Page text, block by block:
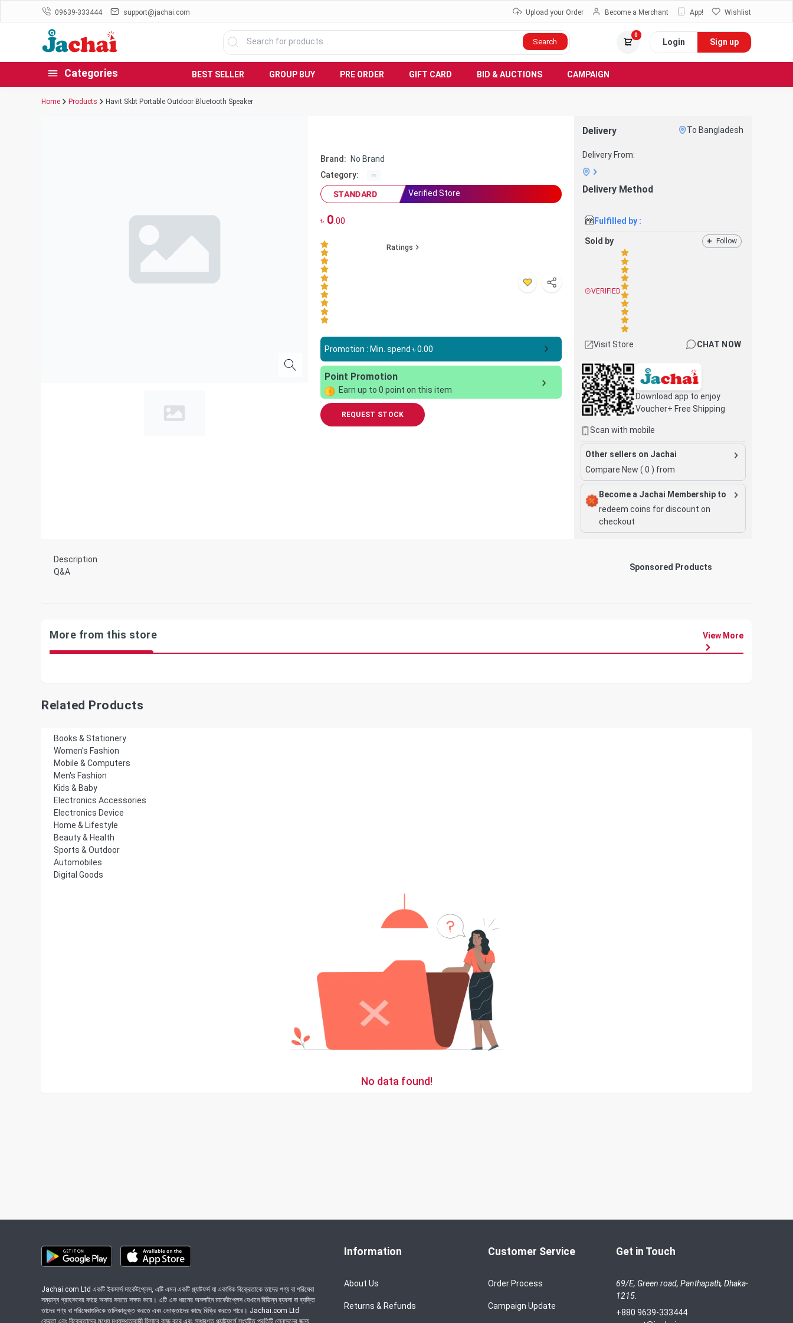
09639-333444 support@jachai.com Upload your Order Become a Merchant App! Wishlist
Search
0
Login Sign up
Categories BEST SELLER GROUP BUY PRE ORDER GIFT CARD BID & AUCTIONS CAMPAIGN
Home Products Havit Skbt Portable Outdoor Bluetooth Speaker
Brand:
No Brand
Category:
STANDARD
Verified Store
৳0 .00
Ratings
Promotion : Min. spend ৳0.00
Point Promotion
Earn up to 0 point on this item
REQUEST STOCK
Delivery To Bangladesh
Delivery From:
Delivery Method
Fulfilled by :
Sold by + Follow
VERIFIED
Visit Store CHAT NOW
Download app to enjoy
Voucher+ Free Shipping
Scan with mobile
Other sellers on Jachai
Compare New (0 ) from
Become a Jachai Membership to
redeem coins for discount on
checkout
Description
Q&A
Sponsored Products
More from this store View More
Related Products
Books & Stationery
Women's Fashion
Mobile & Computers
Men's Fashion
Kids & Baby
Electronics Accessories
Electronics Device
Home & Lifestyle
Beauty & Health
Sports & Outdoor
Automobiles
Digital Goods
No data found!
Jachai.com Ltd একটি ইকমার্স মার্কেটপ্লেস, এটি এমন একটি প্ল্যাটফর্ম যা একাধিক বিক্রেতাকে তাদের পণ্য বা পরিষেবা
সম্ভাব্য গ্রাহকদের কাছে অফার করতে সক্ষম করে। এটি এক ধরনের অনলাইন মার্কেটপ্লেস যেখানে বিভিন্ন ব্যবসা বা ব্যক্তি
তাদের পণ্য বা পরিষেবাগুলিকে তালিকাভুক্ত করতে এবং ভোক্তাদের কাছে বিক্রি করতে পারে। Jachai.com Ltd
ক্রেতা এবং বিক্রেতাদের মধ্যে মধ্যস্থতাকারী হিসাবে কাজ করে এবং সাধারণত প্ল্যাটফর্মে সংঘটিত প্রতিটি লেনদেনের জন্য
Information
About Us
Returns & Refunds
Customer Service
Order Process
Campaign Update
Get in Touch
69/E, Green road, Panthapath, Dhaka-
1215.
+880 9639-333444